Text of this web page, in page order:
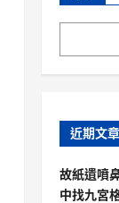
近期文章
故紙遺噴
中找九宮